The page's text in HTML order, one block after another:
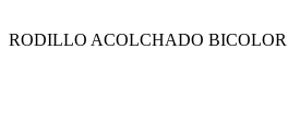
RODILLO ACOLCHADO